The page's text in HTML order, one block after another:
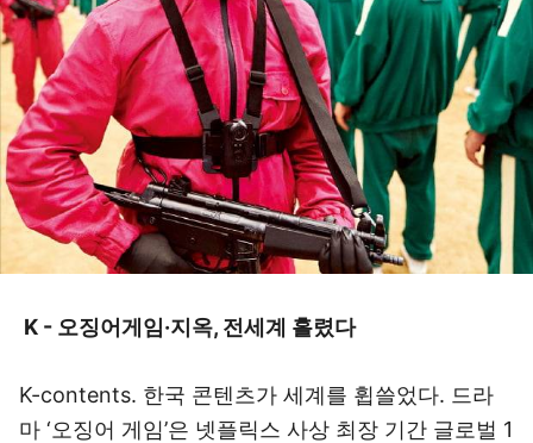
K - 오징어게임·지옥, 전세계 홀렸다
K-contents. 한국 콘텐츠가 세계를 휩쓸었다. 드라
마 ‘오징어 게임’은 넷플릭스 사상 최장 기간 글로벌 1